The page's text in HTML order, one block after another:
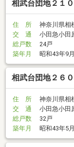
相武台団地２１
住 所
神奈川県相
交 通
小田急小田
総戸数
24戸
築年月
昭和43年9月
相武台団地２６
住 所
神奈川県相
交 通
小田急小田
総戸数
32戸
築年月
昭和43年5月